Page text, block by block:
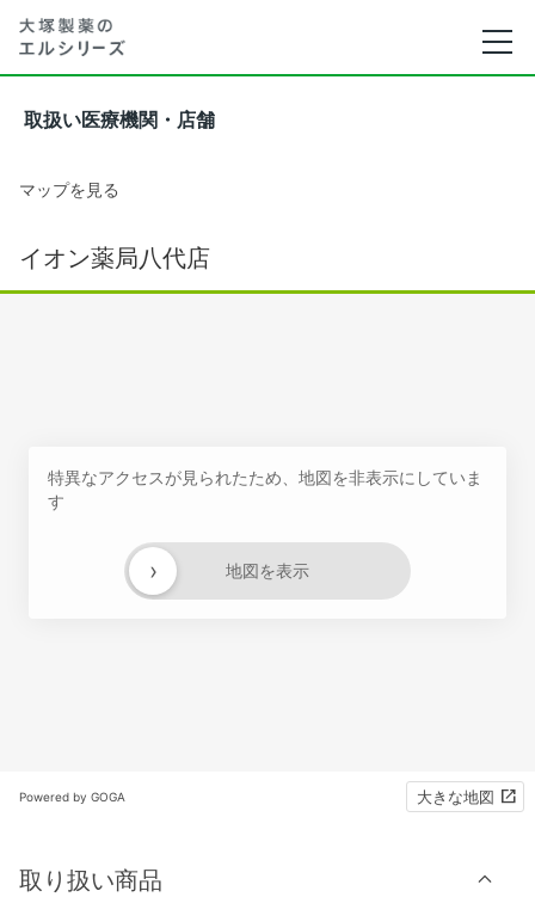
取扱い医療機関・店舗
マップを見る
イオン薬局八代店
特異なアクセスが見られたため、地図を非表示にしていま
す
地図を表示
›
Powered by GOGA 大きな地図
取り扱い商品